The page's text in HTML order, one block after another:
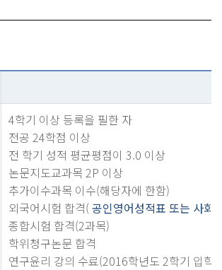
4학기 이상 등록을 필한 자
전공 24학점 이상
전 학기 성적 평균평점이 3.0 이상
논문지도교과목 2P 이상
추가이수과목 이수(해당자에 한함)
외국어시험 합격(공인영어성적표 또는 사회
종합시험 합격(2과목)
학위청구논문 합격
연구윤리 강의 수료(2016학년도 2학기 입학